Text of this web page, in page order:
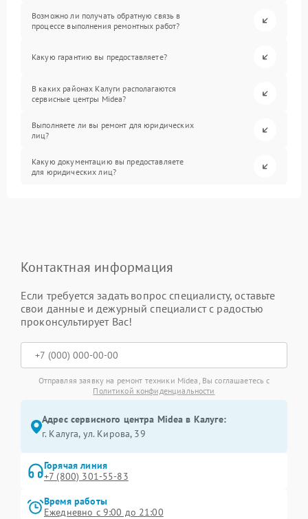
Возможно ли получать обратную связь в
процессе выполнения ремонтных работ?
Какую гарантию вы предоставляете?
В каких районах Калуги располагаются
сервисные центры Midea?
Выполняете ли вы ремонт для юридических
лиц?
Какую документацию вы предоставляете
для юридических лиц?
Контактная информация
Если требуется задать вопрос специалисту, оставьте
свои данные и дежурный специалист с радостью
проконсультирует Вас!
Отправляя заявку на ремонт техники Midea, Вы соглашаетесь с
Политикой конфиденциальности
Адрес сервисного центра Midea в Калуге:
г. Калуга, ул. Кирова, 39
Горячая линия
+7 (800) 301-55-83
Время работы
Ежедневно с 9:00 до 21:00